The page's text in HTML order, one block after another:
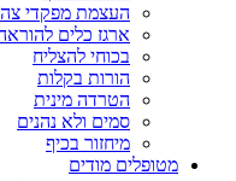
העצמת מפקדי
ארגז כלים
בכוחי להצליח
הורות בקלות
הטרדה מינית
סמים ולא נהנים
מיחזור בכיף
מטופלים מודים